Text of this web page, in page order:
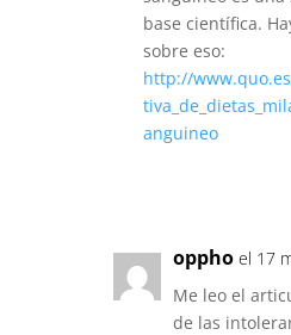
base científica.
sobre eso:
http://
anguineo
oppho el 17
Me leo el
de las